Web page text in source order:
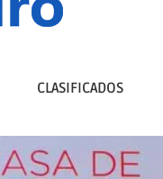
CLASIFICADOS